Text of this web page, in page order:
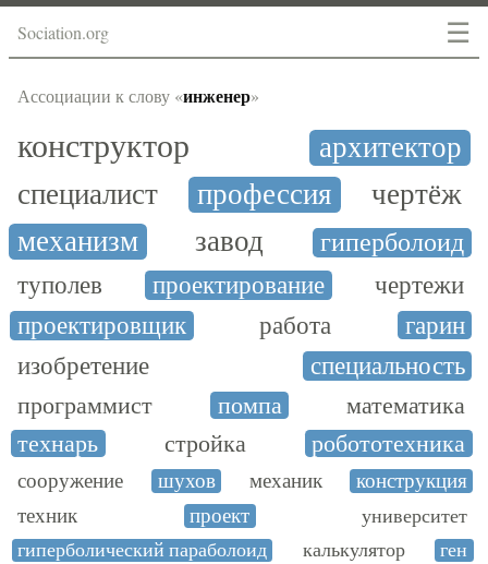
☰
Sociation.org
Ассоциации к слову «инженер»
конструктор
архитектор
специалист
профессия
чертёж
механизм
завод гиперболоид
туполев проектирование
чертежи
проектировщик
работа
гарин
изобретение
специальность
программист помпа
математика
технарь
стройка робототехника
сооружение шухов механик
конструкция
техник
проект
университет
гиперболический параболоид
калькулятор
ген